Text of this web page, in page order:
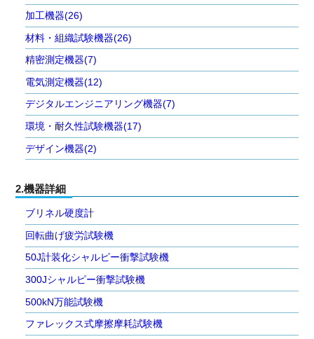
加工機器(26)
材料・組織試験機器(26)
精密測定機器(7)
電気測定機器(12)
デジタルエンジニアリング機器(7)
環境・耐久性試験機器(17)
デザイン機器(2)
2.機器詳細
ブリネル硬度計
回転曲げ疲労試験機
50J計装化シャルピー衝撃試験機
300Jシャルピー衝撃試験機
500kN万能試験機
ファレックス式摩擦摩耗試験機